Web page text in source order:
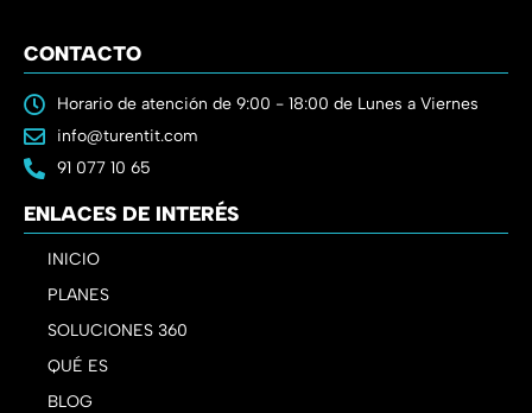
CONTACTO
Horario de atención de 9:00 - 18:00 de Lunes a Viernes
info@turentit.com
91 077 10 65
ENLACES DE INTERÉS
INICIO
PLANES
SOLUCIONES 360
QUÉ ES
BLOG